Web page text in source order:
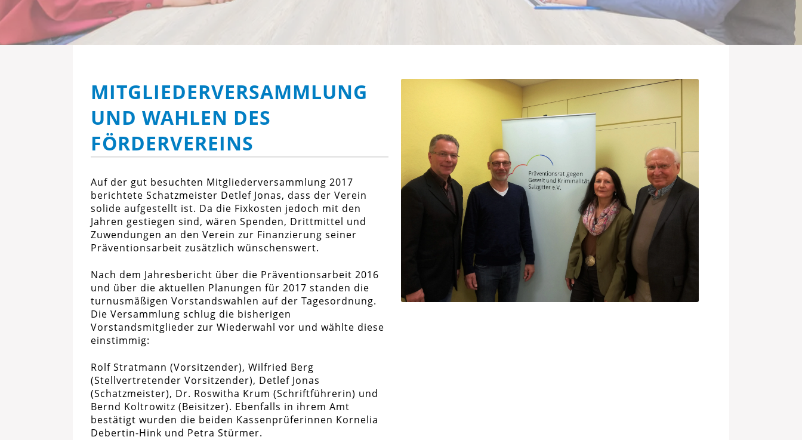
MITGLIEDERVERSAMMLUNG
UND WAHLEN DES
FÖRDERVEREINS
Auf der gut besuchten Mitgliederversammlung 2017
berichtete Schatzmeister Detlef Jonas, dass der Verein
solide aufgestellt ist. Da die Fixkosten jedoch mit den
Jahren gestiegen sind, wären Spenden, Drittmittel und
Zuwendungen an den Verein zur Finanzierung seiner
Präventionsarbeit zusätzlich wünschenswert.
Nach dem Jahresbericht über die Präventionsarbeit 2016
und über die aktuellen Planungen für 2017 standen die
turnusmäßigen Vorstandswahlen auf der Tagesordnung.
Die Versammlung schlug die bisherigen
Vorstandsmitglieder zur Wiederwahl vor und wählte diese
einstimmig:
Rolf Stratmann (Vorsitzender), Wilfried Berg
(Stellvertretender Vorsitzender), Detlef Jonas
(Schatzmeister), Dr. Roswitha Krum (Schriftführerin) und
Bernd Koltrowitz (Beisitzer). Ebenfalls in ihrem Amt
bestätigt wurden die beiden Kassenprüferinnen Kornelia
Debertin-Hink und Petra Stürmer.